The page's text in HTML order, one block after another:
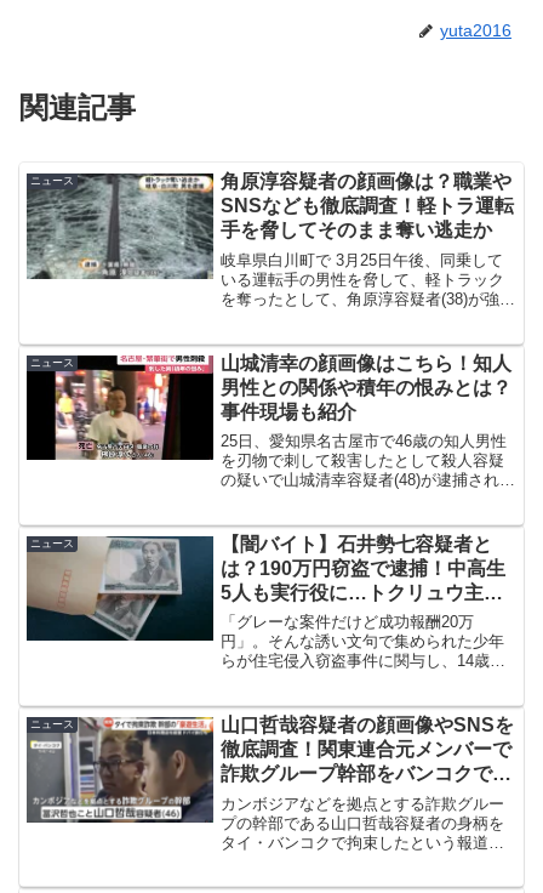
yuta2016
関連記事
ニュース
角原淳容疑者の顔画像は？職業や
SNSなども徹底調査！軽トラ運転
手を脅してそのまま奪い逃走か
岐阜県白川町で 3月25日午後、同乗して
いる運転手の男性を脅して、軽トラック
を奪ったとして、角原淳容疑者(38)が強盗
ろんのこと、顔画像や職業、SNSなども
徹底調査して...
ニュース
山城清幸の顔画像はこちら！知人
男性との関係や積年の恨みとは？
事件現場も紹介
25日、愛知県名古屋市で46歳の知人男性
を刃物で刺して殺害したとして殺人容疑
の疑いで山城清幸容疑者(48)が逮捕されま
「積年の恨みがあった」と供述している
その恨みとはな...
ニュース
【闇バイト】石井勢七容疑者と
は？190万円窃盗で逮捕！中高生
5人も実行役に…トクリュウ主導
事件を調査
「グレーな案件だけど成功報酬20万
円」。そんな誘い文句で集められた少年
らが住宅侵入窃盗事件に関与し、14歳か
京都市右京区の無職・石井勢七容疑者
（21）らを窃盗...
ニュース
山口哲哉容疑者の顔画像やSNSを
徹底調査！関東連合元メンバーで
詐欺グループ幹部をバンコクで身
柄拘束！
カンボジアなどを拠点とする詐欺グルー
プの幹部である山口哲哉容疑者の身柄を
タイ・バンコクで拘束したという報道が